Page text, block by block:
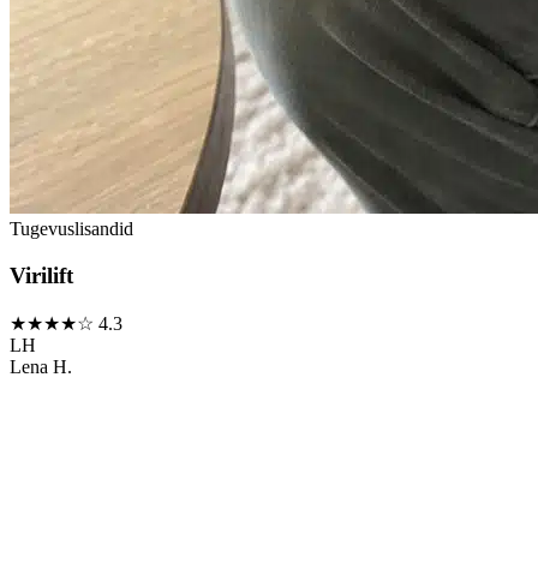
Tugevuslisandid
Virilift
★★★★☆ 4.3
LH
Lena H.